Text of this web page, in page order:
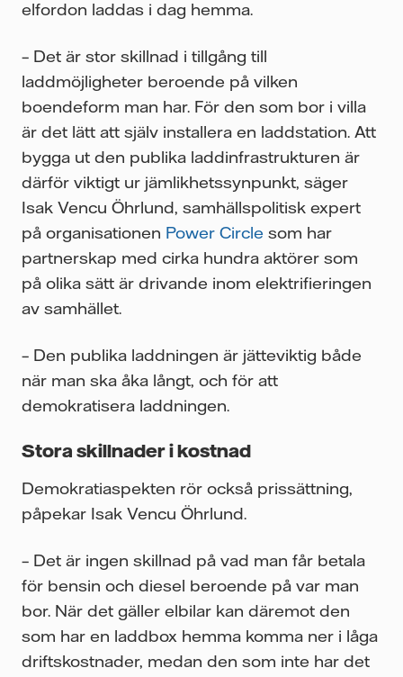
elfordon laddas i dag hemma.
– Det är stor skillnad i tillgång till
laddmöjligheter beroende på vilken
boendeform man har. För den som bor i villa
är det lätt att själv installera en laddstation. Att
bygga ut den publika laddinfrastrukturen är
därför viktigt ur jämlikhetssynpunkt, säger
Isak Vencu Öhrlund, samhällspolitisk expert
på organisationen Power Circle som har
partnerskap med cirka hundra aktörer som
på olika sätt är drivande inom elektrifieringen
av samhället.
– Den publika laddningen är jätteviktig både
när man ska åka långt, och för att
demokratisera laddningen.
Stora skillnader i kostnad
Demokratiaspekten rör också prissättning,
påpekar Isak Vencu Öhrlund.
– Det är ingen skillnad på vad man får betala
för bensin och diesel beroende på var man
bor. När det gäller elbilar kan däremot den
som har en laddbox hemma komma ner i låga
driftskostnader, medan den som inte har det